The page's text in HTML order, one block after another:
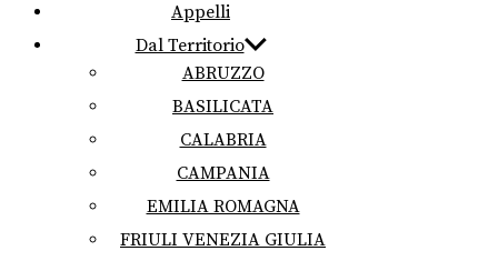
Appelli
Dal Territorio
ABRUZZO
BASILICATA
CALABRIA
CAMPANIA
EMILIA ROMAGNA
FRIULI VENEZIA GIULIA